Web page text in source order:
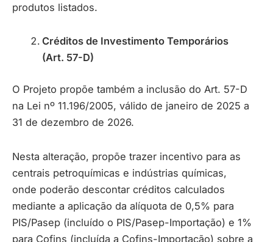
produtos listados.
Créditos de Investimento Temporários
(Art. 57-D)
O Projeto propõe também a inclusão do Art. 57-D
na Lei nº 11.196/2005, válido de janeiro de 2025 a
31 de dezembro de 2026.
Nesta alteração, propõe trazer incentivo para as
centrais petroquímicas e indústrias químicas,
onde poderão descontar créditos calculados
mediante a aplicação da alíquota de 0,5% para
PIS/Pasep (incluído o PIS/Pasep-Importação) e 1%
para Cofins (incluída a Cofins-Importação) sobre a